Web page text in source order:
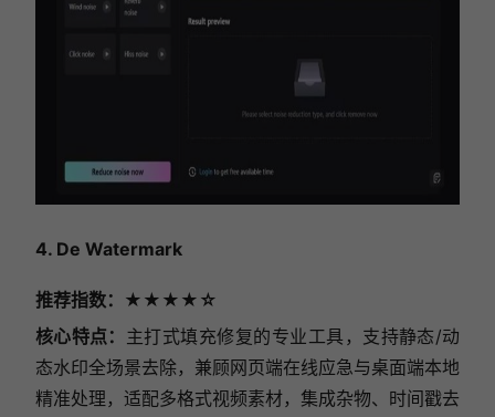
4. De Watermark
推荐指数：★★★★☆
核心特点： 主打式填充修复的专业工具，支持静态/动
态水印全场景去除，兼顾网页端在线应急与桌面端本地
精准处理，适配多格式视频素材，集成杂物、时间戳去